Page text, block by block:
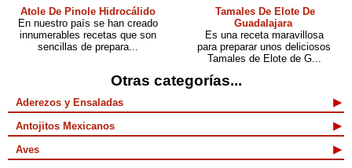
Atole De Pinole Hidrocálido
En nuestro país se han creado
innumerables recetas que son
sencillas de prepara...
Tamales De Elote De
Guadalajara
Es una receta maravillosa
para preparar unos deliciosos
Tamales de Elote de G...
Otras categorías...
Aderezos y Ensaladas
Antojitos Mexicanos
Aves